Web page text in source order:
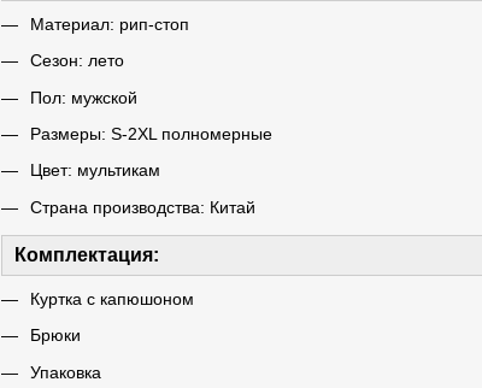
Материал: рип-стоп
Сезон: лето
Пол: мужской
Размеры: S-2XL полномерные
Цвет: мультикам
Страна производства: Китай
Комплектация:
Куртка с капюшоном
Брюки
Упаковка